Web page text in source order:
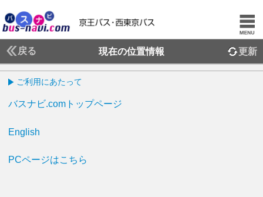
戻る 現在の位置情報 更新
ご利用にあたって
バスナビ.comトップページ
English
PCページはこちら